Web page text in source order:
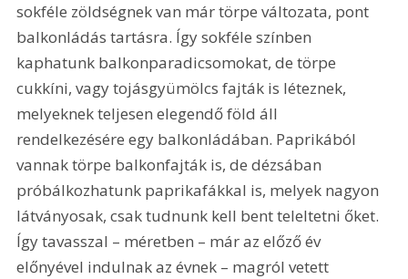
sokféle zöldségnek van már törpe változata, pont
balkonládás tartásra. Így sokféle színben
kaphatunk balkonparadicsomokat, de törpe
cukkíni, vagy tojásgyümölcs fajták is léteznek,
melyeknek teljesen elegendő föld áll
rendelkezésére egy balkonládában. Paprikából
vannak törpe balkonfajták is, de dézsában
próbálkozhatunk paprikafákkal is, melyek nagyon
látványosak, csak tudnunk kell bent teleltetni őket.
Így tavasszal – méretben – már az előző év
előnyével indulnak az évnek – magról vetett